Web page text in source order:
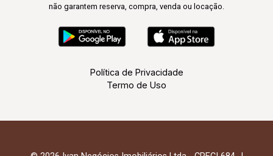
não garantem reserva, compra, venda ou locação.
Política de Privacidade
Termo de Uso